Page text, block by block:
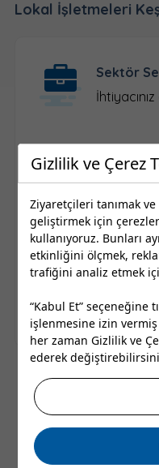
Gizlilik ve Çerez
Ziyaretçileri tanımak
geliştirmek için
kullanıyoruz. Bunları
etkinliğini ölçmek,
trafiğini analiz etmek
“Kabul Et” seçeneğine
işlenmesine izin
her zamanGizlilik ve
ederek
Lokal İşletmeleri
Sektör
Konum
Firma
Kayıtlı